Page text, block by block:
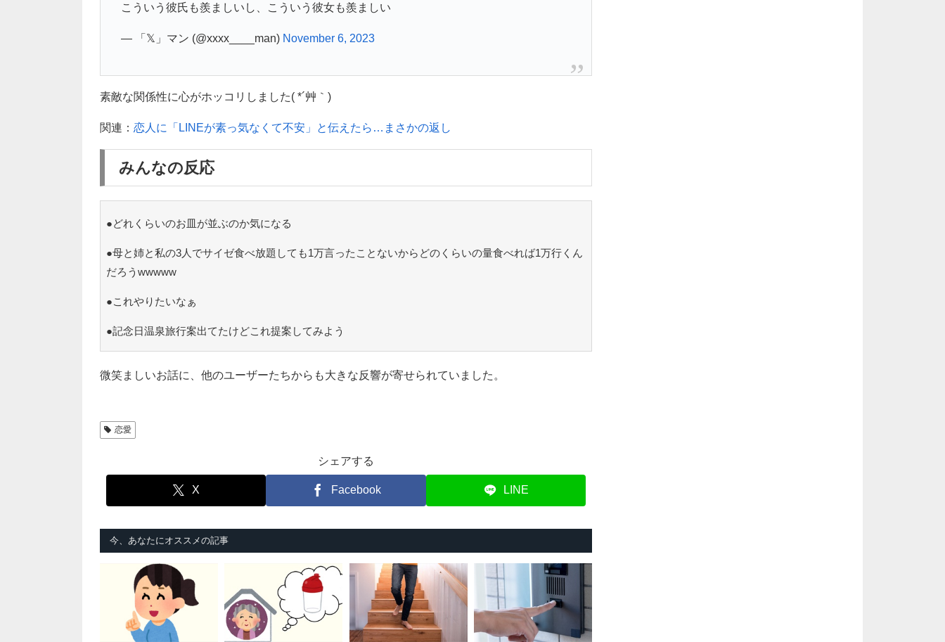
こういう彼氏も羨ましいし、こういう彼女も羨ましい
— 「𝕏」マン (@xxxx____man) November 6, 2023
素敵な関係性に心がホッコリしました( *´艸｀)
関連： 恋人に「LINEが素っ気なくて不安」と伝えたら…まさかの返し
みんなの反応
●どれくらいのお皿が並ぶのか気になる
●母と姉と私の3人でサイゼ食べ放題しても1万言ったことないからどのくらいの量食べれば1万行くん
だろうwwwww
●これやりたいなぁ
●記念日温泉旅行案出てたけどこれ提案してみよう
微笑ましいお話に、他のユーザーたちからも大きな反響が寄せられていました。
恋愛
シェアする
X Facebook LINE
今、あなたにオススメの記事